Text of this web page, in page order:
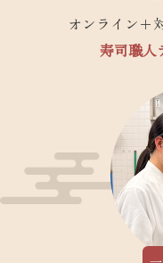
オンライン＋
寿司職人